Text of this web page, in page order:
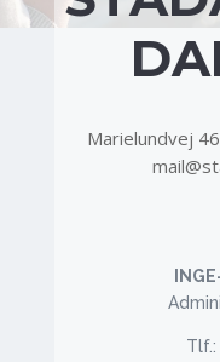
Marielundvej